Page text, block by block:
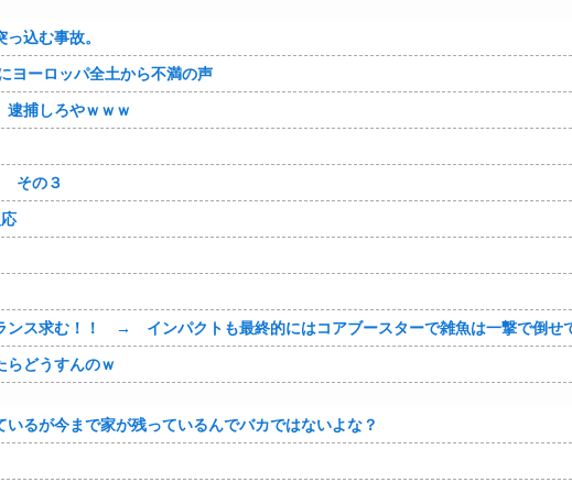
込む事故。
ヨーロッパ全土から不満の声
逮捕しろやｗｗｗ
その３
ンス求む！！ → インパクトも最終的にはコアブースターで雑魚は一撃で倒せ
らどうすんのｗ
るが今まで家が残っているんでバカではないよな？